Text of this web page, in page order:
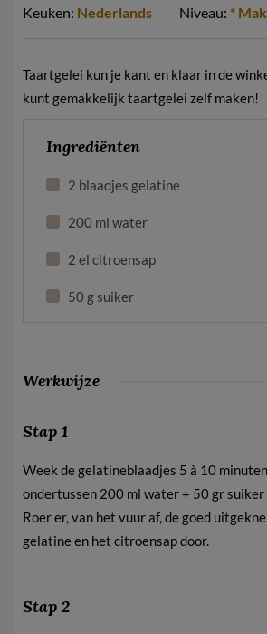
Keuken: Nederlands Niveau: *
Taartgelei kun je kant en klaar in de
kunt gemakkelijk taartgelei zelf maken!
Ingrediënten
2 blaadjes gelatine
200 ml water
2 el citroensap
50 g suiker
Werkwijze
Stap 1
Week de gelatineblaadjes 5 à 10
ondertussen 200 ml water + 50 gr
Roer er, van het vuur af, de goed
gelatine en het citroensap door.
Stap 2